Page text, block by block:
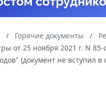
Горячие документы
от 25 ноября 2021 г. N
(документ не вступил в